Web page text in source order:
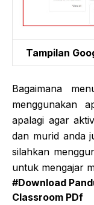
Tampilan
Bagaimana
menggunakan
apalagi agar
dan murid anda
silahkan
untuk mengajar
#Download
Classroom PDf